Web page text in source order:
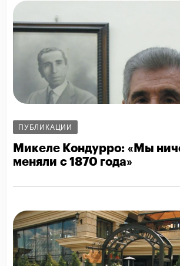
ПУБЛИКАЦИИ
Микеле Кондурро: «Мы
меняли с 1870 года»